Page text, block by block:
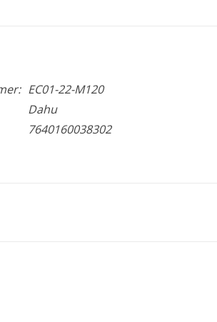
EC01-22-M120
Dahu
7640160038302